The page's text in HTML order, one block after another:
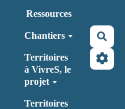
Ressources
Chantiers
Territoires
à VivreS, le
projet
Territoires